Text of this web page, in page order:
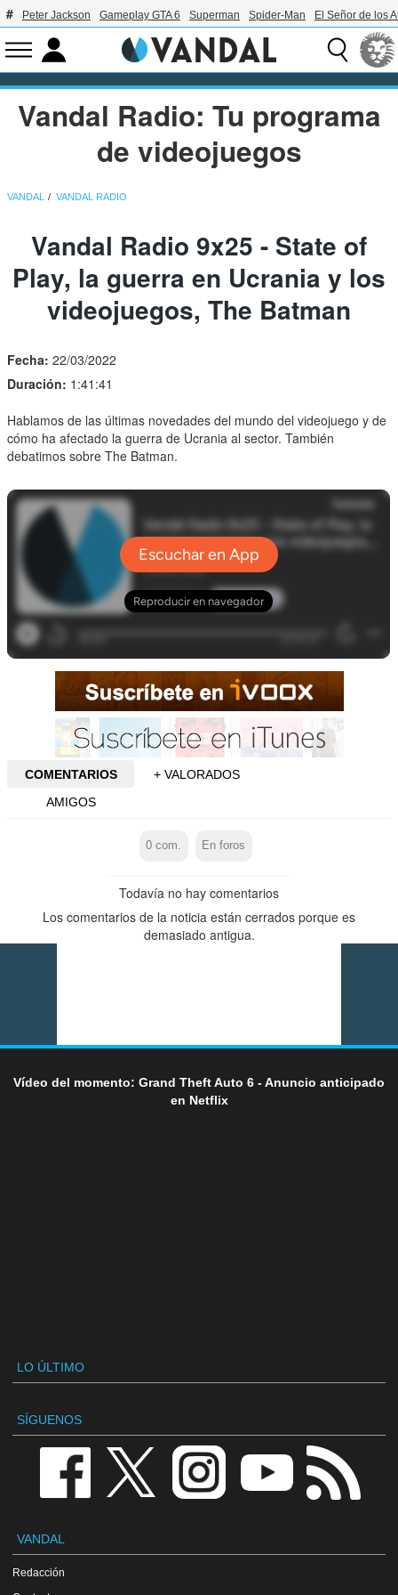
Peter Jackson Gameplay GTA 6 Superman Spider-Man El Señor de los
Vandal Radio: Tu programa
de videojuegos
VANDAL VANDAL RADIO
Vandal Radio 9x25 - State of
Play, la guerra en Ucrania y los
videojuegos, The Batman
Fecha: 22/03/2022
Duración: 1:41:41
Hablamos de las últimas novedades del mundo del videojuego y de
cómo ha afectado la guerra de Ucrania al sector. También
debatimos sobre The Batman.
COMENTARIOS
+ VALORADOS
AMIGOS
0 com. En foros
Todavía no hay comentarios
Los comentarios de la noticia están cerrados porque es
demasiado antigua.
Vídeo del momento: Grand Theft Auto 6 - Anuncio anticipado
en Netflix
LO ÚLTIMO
SÍGUENOS
VANDAL
Redacción